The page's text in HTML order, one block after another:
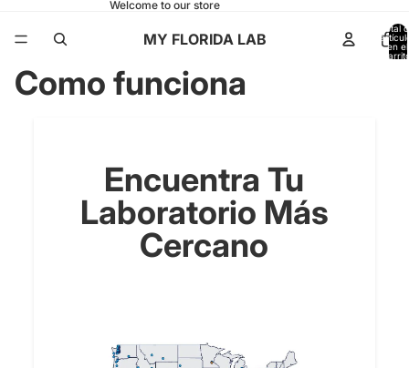
Welcome to our store
MY FLORIDA LAB
Total
en el
Como funciona
Encuentra Tu
Laboratorio Más
Cercano